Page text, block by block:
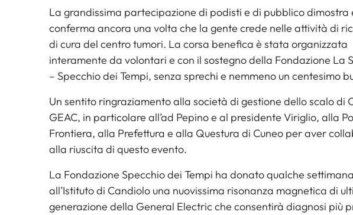
La grandissima partecipazione di podisti e di pubblico dimostra
conferma ancora una volta che la gente crede nelle attività di
di cura del centro tumori. La corsa benefica è stata organizzata
interamente da volontari e con il sostegno della Fondazione La
– Specchio dei Tempi, senza sprechi e nemmeno un centesimo
Un sentito ringraziamento alla società di gestione dello scalo di
GEAC, in particolare all’ad Pepino e al presidente Viriglio, alla
Frontiera, alla Prefettura e alla Questura di Cuneo per aver
alla riuscita di questo evento.
La Fondazione Specchio dei Tempi ha donato qualche
all’Istituto di Candiolo una nuovissima risonanza magnetica di
generazione della General Electric che consentirà diagnosi più